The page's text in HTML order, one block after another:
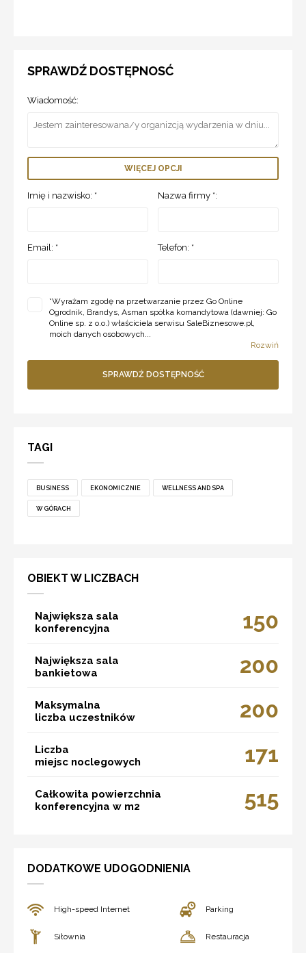
SPRAWDŹ DOSTĘPNOSĆ
Wiadomość:
WIĘCEJ OPCJI
Imię i nazwisko: * Nazwa firmy *:
Email: * Telefon: *
*Wyrażam zgodę na przetwarzanie przez Go Online
Ogrodnik, Brandys, Asman spółka komandytowa (dawniej: Go
Online sp. z o.o.) właściciela serwisu SaleBiznesowe.pl,
moich danych osobowych...
Rozwiń
SPRAWDŹ DOSTĘPNOŚĆ
TAGI
BUSINESS EKONOMICZNIE WELLNESS AND SPA
W GÓRACH
OBIEKT W LICZBACH
Największa sala
konferencyjna
150
Największa sala
bankietowa
200
Maksymalna
liczba uczestników
200
Liczba
miejsc noclegowych
171
Całkowita powierzchnia
konferencyjna w m2
515
DODATKOWE UDOGODNIENIA
High-speed Internet Parking
Siłownia Restauracja